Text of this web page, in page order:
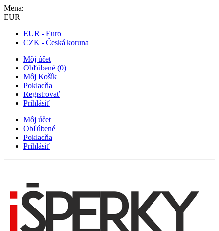
Mena:
EUR
EUR - Euro
CZK - Česká koruna
Môj účet
Obľúbené (0)
Môj Košík
Pokladňa
Registrovať
Prihlásiť
Môj účet
Obľúbené
Pokladňa
Prihlásiť